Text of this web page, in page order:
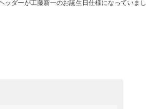
ダーが工藤新一のお誕生日仕様になっていまし